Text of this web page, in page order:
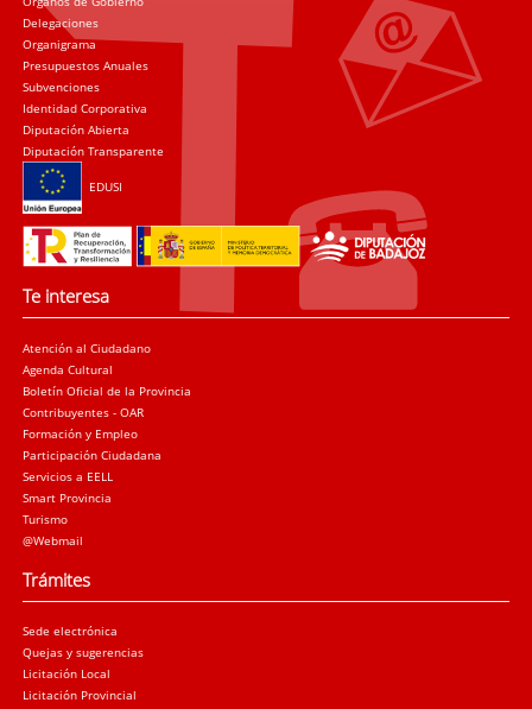
Delegaciones
Organigrama
Presupuestos Anuales
Subvenciones
Identidad Corporativa
Diputación Abierta
Diputación Transparente
EDUSI
Te interesa
Atención al Ciudadano
Agenda Cultural
Boletín Oficial de la Provincia
Contribuyentes - OAR
Formación y Empleo
Participación Ciudadana
Servicios a EELL
Smart Provincia
Turismo
@Webmail
Trámites
Sede electrónica
Quejas y sugerencias
Licitación Local
Licitación Provincial